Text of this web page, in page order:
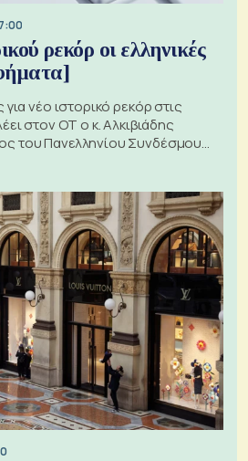
ρεκόρ οι ελληνικές
νέο ιστορικό ρεκόρ στις
στον ΟΤ ο κ. Αλκιβιάδης
του Πανελληνίου Συνδέσμου